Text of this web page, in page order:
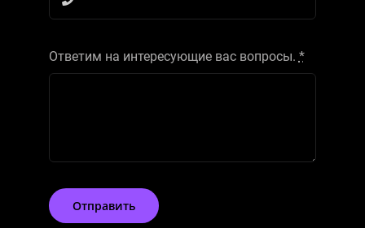
Ответим на интересующие вас вопросы. *
Отправить